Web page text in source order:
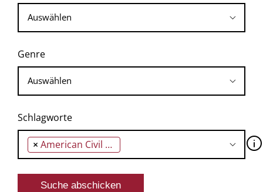
Genre
Schlagworte
× American Civil Liberties Union (ACLU) 🛈